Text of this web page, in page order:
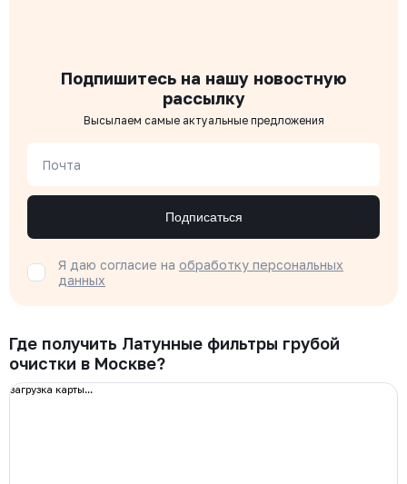
Подпишитесь на нашу новостную
рассылку
Высылаем самые актуальные предложения
Почта
Подписаться
Я даю согласие на обработку персональных
данных
Где получить Латунные фильтры грубой
очистки в Москве?
загрузка карты...